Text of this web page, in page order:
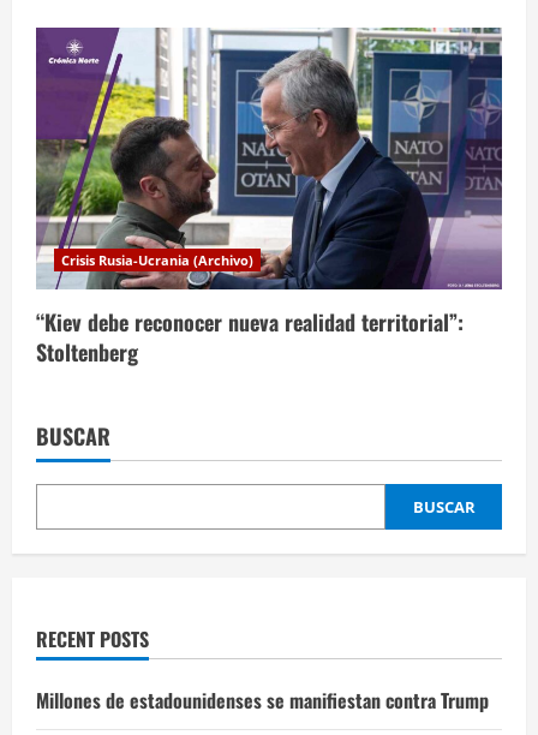
Crisis Rusia-Ucrania (Archivo)
“Kiev debe reconocer nueva realidad territorial”:
Stoltenberg
BUSCAR
BUSCAR
RECENT POSTS
Millones de estadounidenses se manifiestan contra Trump